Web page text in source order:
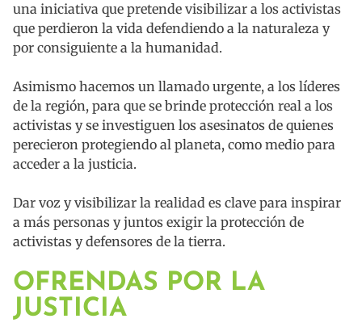
una iniciativa que pretende visibilizar a los activistas
que perdieron la vida defendiendo a la naturaleza y
por consiguiente a la humanidad.
Asimismo hacemos un llamado urgente, a los líderes
de la región, para que se brinde protección real a los
activistas y se investiguen los asesinatos de quienes
perecieron protegiendo al planeta, como medio para
acceder a la justicia.
Dar voz y visibilizar la realidad es clave para inspirar
a más personas y juntos exigir la protección de
activistas y defensores de la tierra.
OFRENDAS POR LA
JUSTICIA